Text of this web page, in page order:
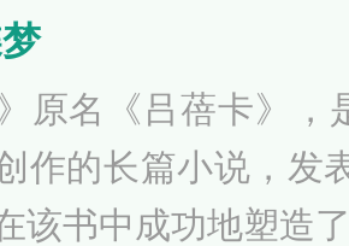
Salander）
团，但这个有龙纹
夺得北欧犯罪小说
并在2009年和2011
原名《吕蓓卡》，
作的长篇小说，发
该书中成功地塑造